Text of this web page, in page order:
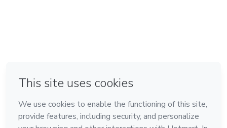
Feito com ❤ na Cidade do México